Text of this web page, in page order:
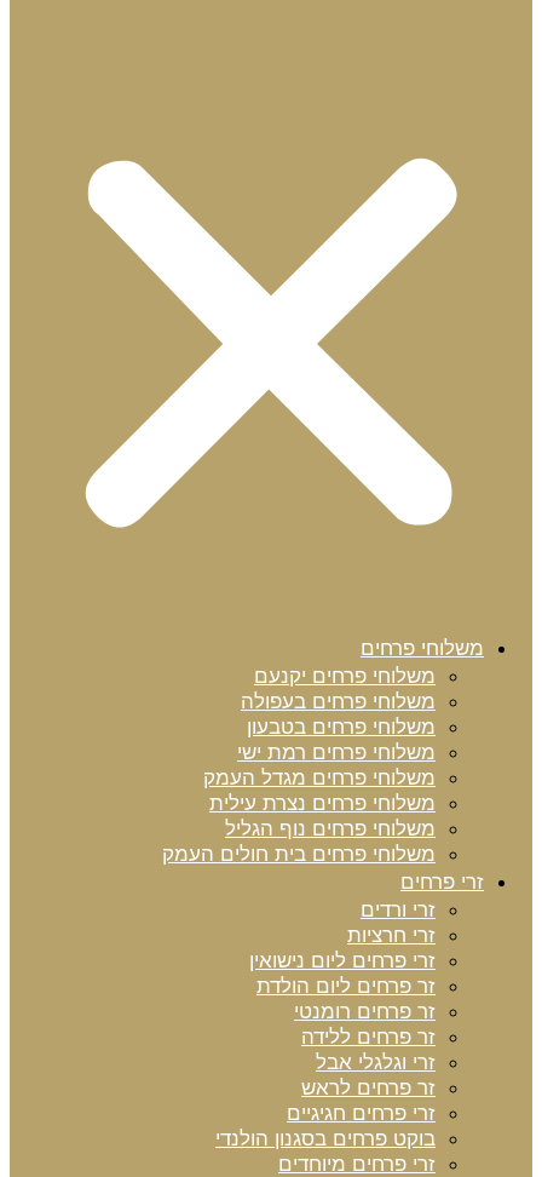
משלוחי פרחים
משלוחי פרחים יקנעם
משלוחי פרחים בעפולה
משלוחי פרחים בטבעון
משלוחי פרחים רמת ישי
משלוחי פרחים מגדל העמק
משלוחי פרחים נצרת עילית
משלוחי פרחים נוף הגליל
משלוחי פרחים בית חולים העמק
זרי פרחים
זרי ורדים
זרי חרציות
זרי פרחים ליום נישואין
זר פרחים ליום הולדת
זר פרחים רומנטי
זר פרחים ללידה
זרי וגלגלי אבל
זר פרחים לראש
זרי פרחים חגיגיים
בוקט פרחים בסגנון הולנדי
זרי פרחים מיוחדים